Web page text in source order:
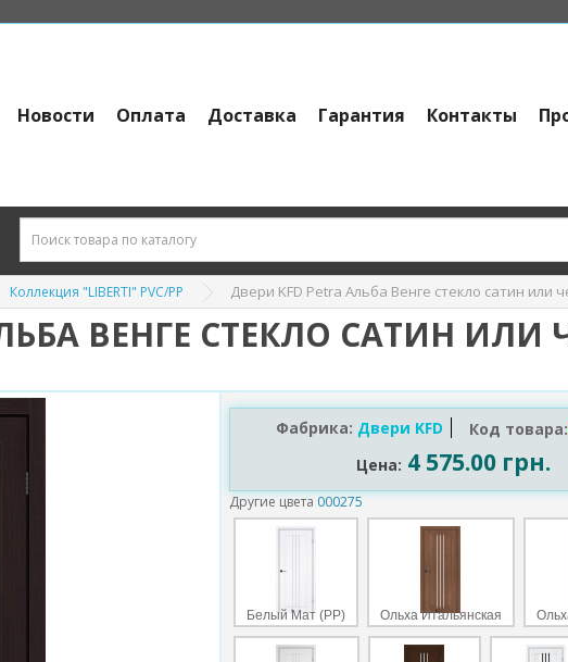
Новости Оплата Доставка Гарантия Контакты
Коллекция "LIBERTI" PVC/PP Двери KFD Petra Альба Венге стекло сатин или
ВЕНГЕ СТЕКЛО САТИН ИЛИ
Фабрика: Двери KFD Код товара:
Цена: 4 575.00 грн.
Другие цвета 000275
Белый Мат (PP) Ольха Итальянская